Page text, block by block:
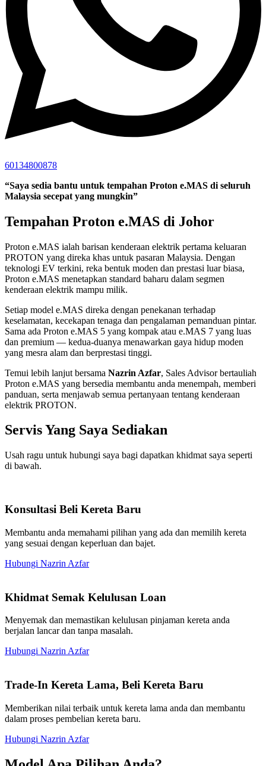
60134800878
“Saya sedia bantu untuk tempahan Proton e.MAS di seluruh
Malaysia secepat yang mungkin”
Tempahan Proton e.MAS di Johor
Proton e.MAS ialah barisan kenderaan elektrik pertama keluaran
PROTON yang direka khas untuk pasaran Malaysia. Dengan
teknologi EV terkini, reka bentuk moden dan prestasi luar biasa,
Proton e.MAS menetapkan standard baharu dalam segmen
kenderaan elektrik mampu milik.
Setiap model e.MAS direka dengan penekanan terhadap
keselamatan, kecekapan tenaga dan pengalaman pemanduan pintar.
Sama ada Proton e.MAS 5 yang kompak atau e.MAS 7 yang luas
dan premium — kedua-duanya menawarkan gaya hidup moden
yang mesra alam dan berprestasi tinggi.
Temui lebih lanjut bersama Nazrin Azfar, Sales Advisor bertauliah
Proton e.MAS yang bersedia membantu anda menempah, memberi
panduan, serta menjawab semua pertanyaan tentang kenderaan
elektrik PROTON.
Servis Yang Saya Sediakan
Usah ragu untuk hubungi saya bagi dapatkan khidmat saya seperti
di bawah.
Konsultasi Beli Kereta Baru
Membantu anda memahami pilihan yang ada dan memilih kereta
yang sesuai dengan keperluan dan bajet.
Hubungi Nazrin Azfar
Khidmat Semak Kelulusan Loan
Menyemak dan memastikan kelulusan pinjaman kereta anda
berjalan lancar dan tanpa masalah.
Hubungi Nazrin Azfar
Trade-In Kereta Lama, Beli Kereta Baru
Memberikan nilai terbaik untuk kereta lama anda dan membantu
dalam proses pembelian kereta baru.
Hubungi Nazrin Azfar